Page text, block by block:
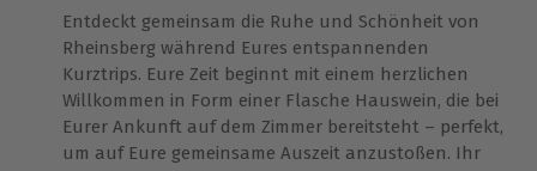
Entdeckt gemeinsam die Ruhe und Schönheit von
Rheinsberg während Eures entspannenden
Kurztrips. Eure Zeit beginnt mit einem herzlichen
Willkommen in Form einer Flasche Hauswein, die bei
Eurer Ankunft auf dem Zimmer bereitsteht – perfekt,
um auf Eure gemeinsame Auszeit anzustoßen. Ihr